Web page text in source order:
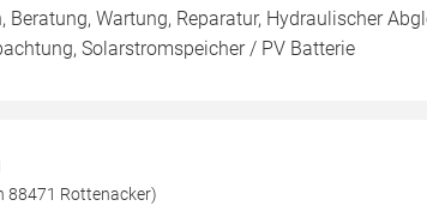
Wartung, Reparatur, Hydraulischer
Solarstromspeicher / PV Batterie
88471 Rottenacker)